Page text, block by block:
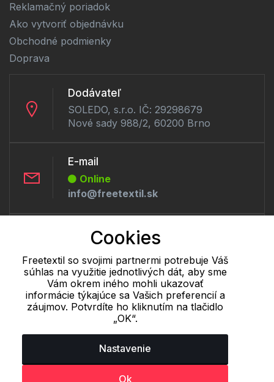
Reklamačný poriadok
Ako vytvoriť objednávku
Obchodné podmienky
Doprava
Dodávateľ
SOLEDO, s.r.o. IČ: 29298679
Nové sady 988/2, 60200 Brno
E-mail
Online
info@freetextil.sk
Telefón:
+421 277 270 056
Cookie - podrobné nastavenie| Ďalšie informácie|Spracovanie
osobných údajov
Cookies
Freetextil so svojimi partnermi potrebuje Váš
súhlas na využitie jednotlivých dát, aby sme
Vám okrem iného mohli ukazovať
informácie týkajúce sa Vašich preferencií a
záujmov. Potvrdíte ho kliknutím na tlačidlo
„OK“.
Nastavenie
Ok